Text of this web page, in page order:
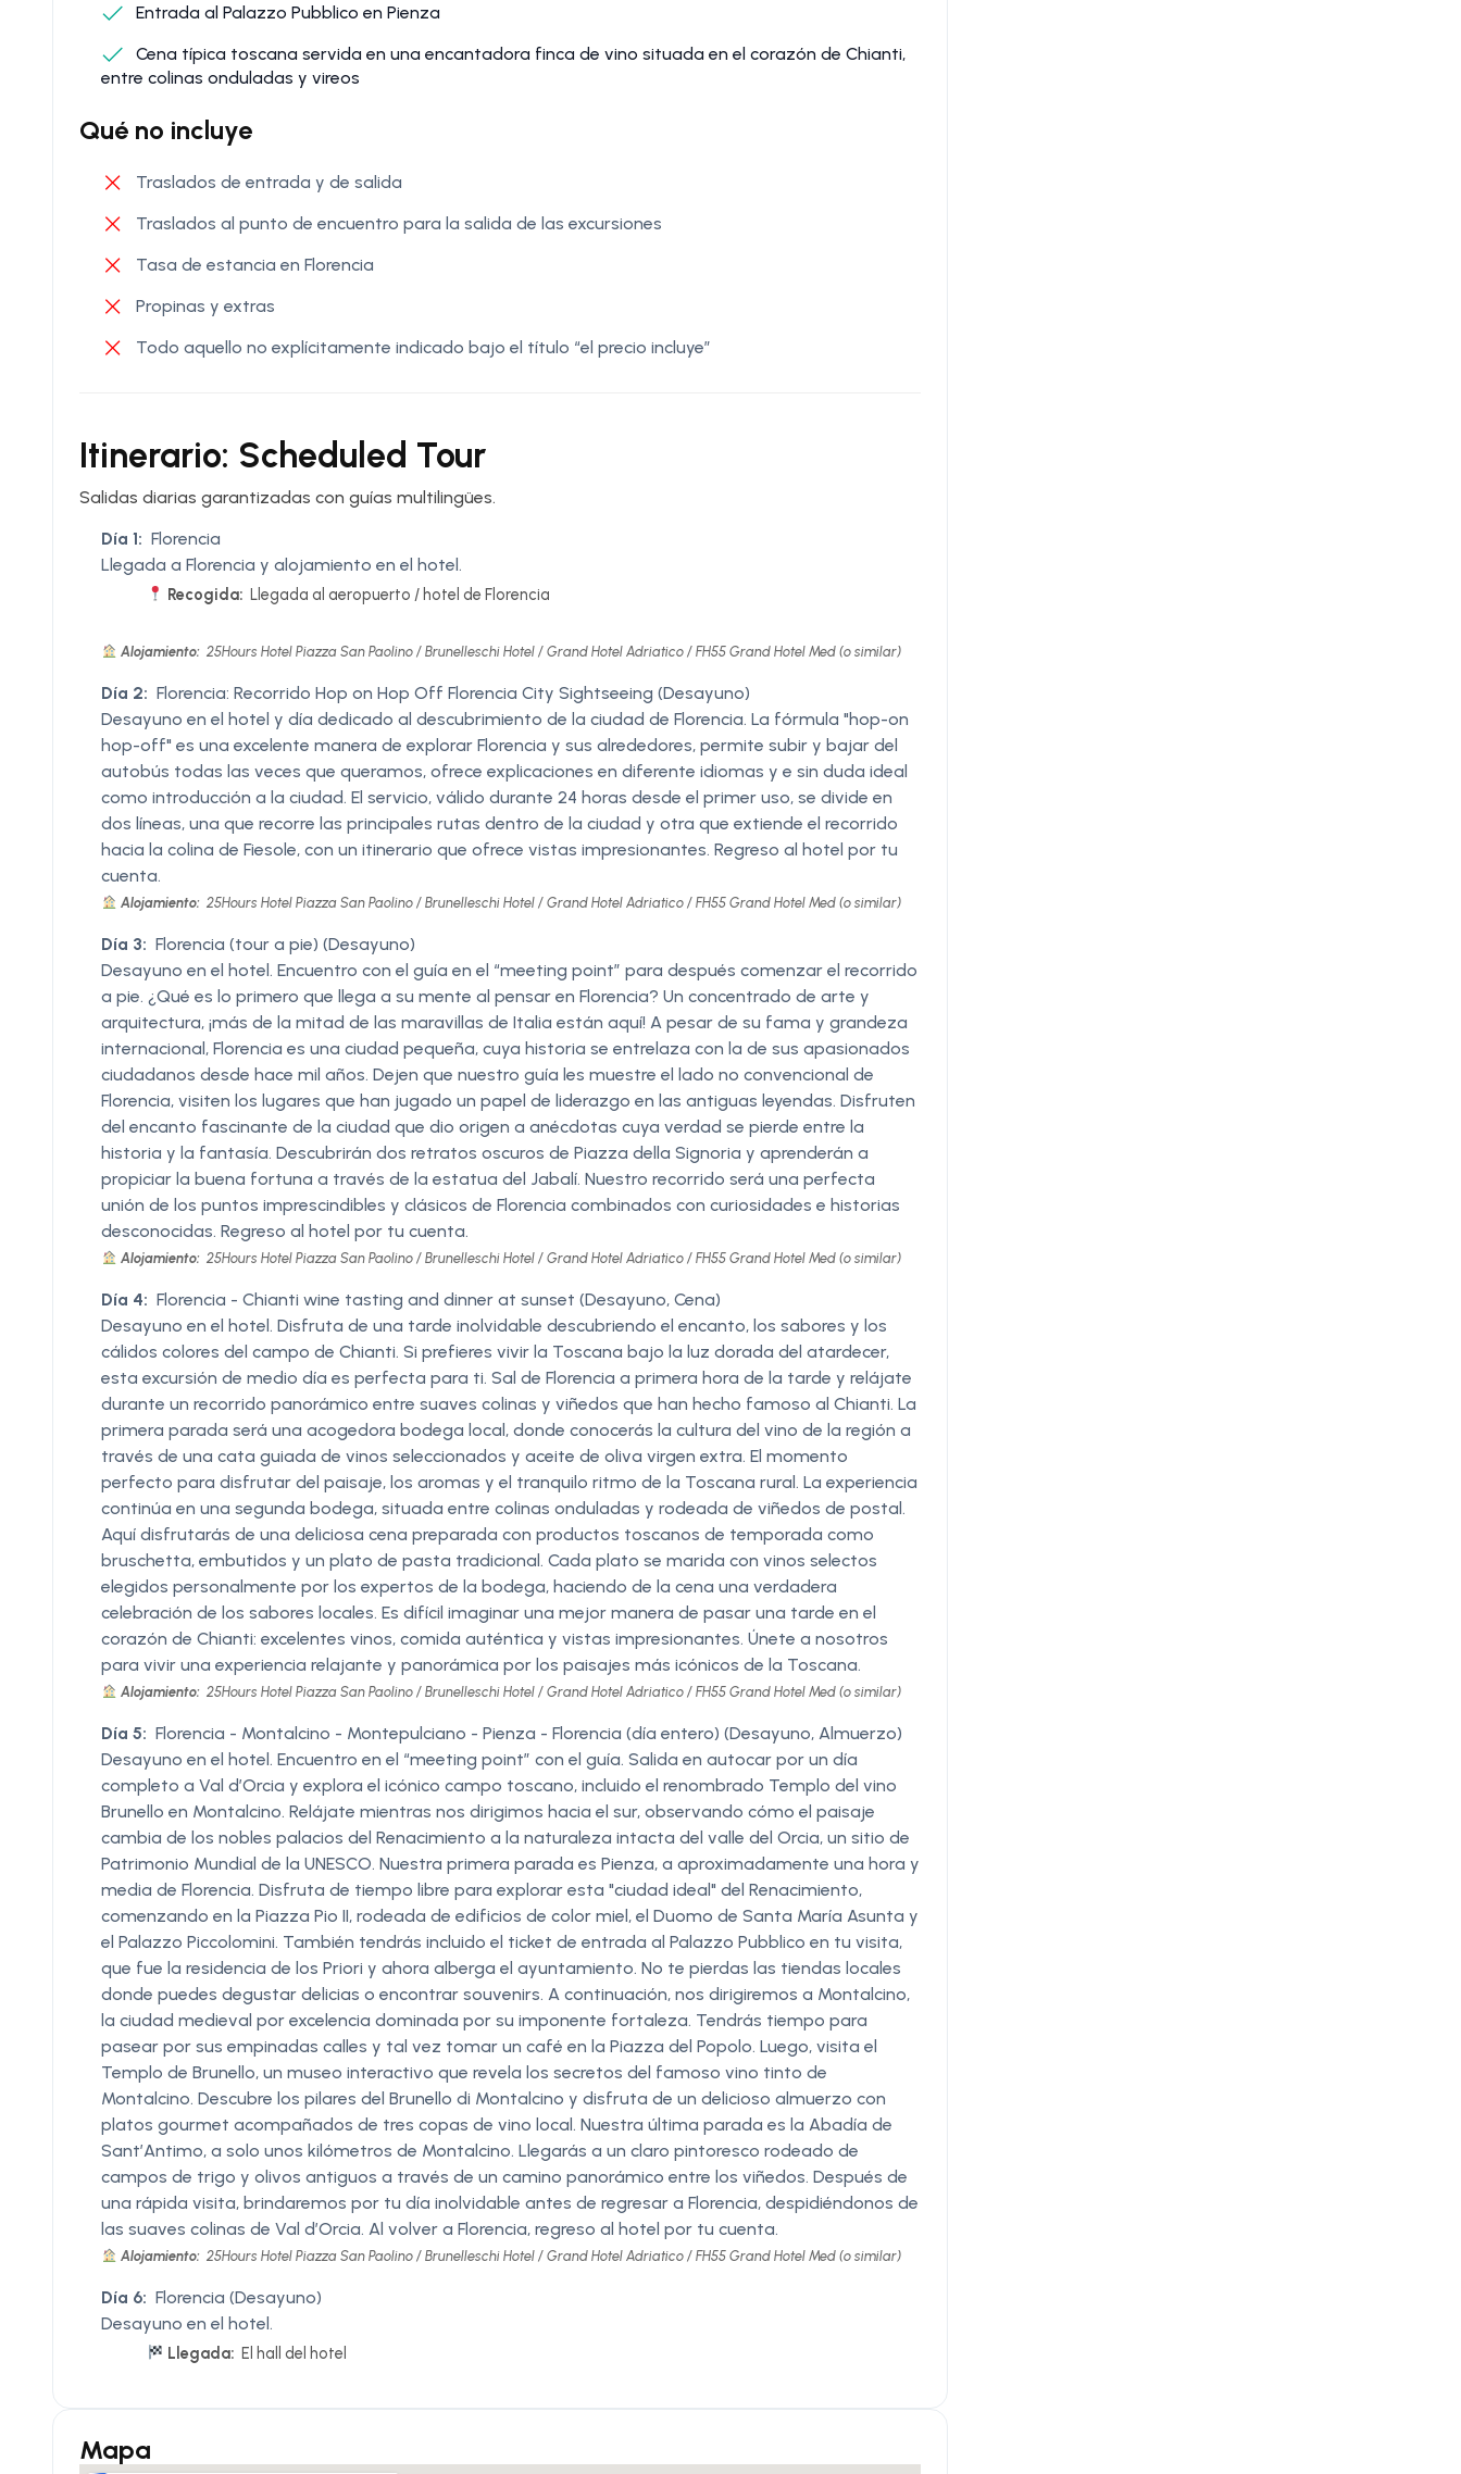
Entrada al Palazzo Pubblico en Pienza
Cena típica toscana servida en una encantadora finca de vino situada en el corazón de Chianti,
entre colinas onduladas y vireos
Qué no incluye
Traslados de entrada y de salida
Traslados al punto de encuentro para la salida de las excursiones
Tasa de estancia en Florencia
Propinas y extras
Todo aquello no explícitamente indicado bajo el título “el precio incluye”
Itinerario: Scheduled Tour
Salidas diarias garantizadas con guías multilingües.
Día 1: Florencia
Llegada a Florencia y alojamiento en el hotel.
Recogida: Llegada al aeropuerto / hotel de Florencia
Alojamiento: 25Hours Hotel Piazza San Paolino / Brunelleschi Hotel / Grand Hotel Adriatico / FH55 Grand Hotel Med (o similar)
Día 2: Florencia: Recorrido Hop on Hop Off Florencia City Sightseeing (Desayuno)
Desayuno en el hotel y día dedicado al descubrimiento de la ciudad de Florencia. La fórmula "hop-on
hop-off" es una excelente manera de explorar Florencia y sus alrededores, permite subir y bajar del
autobús todas las veces que queramos, ofrece explicaciones en diferente idiomas y e sin duda ideal
como introducción a la ciudad. El servicio, válido durante 24 horas desde el primer uso, se divide en
dos líneas, una que recorre las principales rutas dentro de la ciudad y otra que extiende el recorrido
hacia la colina de Fiesole, con un itinerario que ofrece vistas impresionantes. Regreso al hotel por tu
cuenta.
Alojamiento: 25Hours Hotel Piazza San Paolino / Brunelleschi Hotel / Grand Hotel Adriatico / FH55 Grand Hotel Med (o similar)
Día 3: Florencia (tour a pie) (Desayuno)
Desayuno en el hotel. Encuentro con el guía en el “meeting point” para después comenzar el recorrido
a pie. ¿Qué es lo primero que llega a su mente al pensar en Florencia? Un concentrado de arte y
arquitectura, ¡más de la mitad de las maravillas de Italia están aquí! A pesar de su fama y grandeza
internacional, Florencia es una ciudad pequeña, cuya historia se entrelaza con la de sus apasionados
ciudadanos desde hace mil años. Dejen que nuestro guía les muestre el lado no convencional de
Florencia, visiten los lugares que han jugado un papel de liderazgo en las antiguas leyendas. Disfruten
del encanto fascinante de la ciudad que dio origen a anécdotas cuya verdad se pierde entre la
historia y la fantasía. Descubrirán dos retratos oscuros de Piazza della Signoria y aprenderán a
propiciar la buena fortuna a través de la estatua del Jabalí. Nuestro recorrido será una perfecta
unión de los puntos imprescindibles y clásicos de Florencia combinados con curiosidades e historias
desconocidas. Regreso al hotel por tu cuenta.
Alojamiento: 25Hours Hotel Piazza San Paolino / Brunelleschi Hotel / Grand Hotel Adriatico / FH55 Grand Hotel Med (o similar)
Día 4: Florencia - Chianti wine tasting and dinner at sunset (Desayuno, Cena)
Desayuno en el hotel. Disfruta de una tarde inolvidable descubriendo el encanto, los sabores y los
cálidos colores del campo de Chianti. Si prefieres vivir la Toscana bajo la luz dorada del atardecer,
esta excursión de medio día es perfecta para ti. Sal de Florencia a primera hora de la tarde y relájate
durante un recorrido panorámico entre suaves colinas y viñedos que han hecho famoso al Chianti. La
primera parada será una acogedora bodega local, donde conocerás la cultura del vino de la región a
través de una cata guiada de vinos seleccionados y aceite de oliva virgen extra. El momento
perfecto para disfrutar del paisaje, los aromas y el tranquilo ritmo de la Toscana rural. La experiencia
continúa en una segunda bodega, situada entre colinas onduladas y rodeada de viñedos de postal.
Aquí disfrutarás de una deliciosa cena preparada con productos toscanos de temporada como
bruschetta, embutidos y un plato de pasta tradicional. Cada plato se marida con vinos selectos
elegidos personalmente por los expertos de la bodega, haciendo de la cena una verdadera
celebración de los sabores locales. Es difícil imaginar una mejor manera de pasar una tarde en el
corazón de Chianti: excelentes vinos, comida auténtica y vistas impresionantes. Únete a nosotros
para vivir una experiencia relajante y panorámica por los paisajes más icónicos de la Toscana.
Alojamiento: 25Hours Hotel Piazza San Paolino / Brunelleschi Hotel / Grand Hotel Adriatico / FH55 Grand Hotel Med (o similar)
Día 5: Florencia - Montalcino - Montepulciano - Pienza - Florencia (día entero) (Desayuno, Almuerzo)
Desayuno en el hotel. Encuentro en el “meeting point” con el guía. Salida en autocar por un día
completo a Val d’Orcia y explora el icónico campo toscano, incluido el renombrado Templo del vino
Brunello en Montalcino. Relájate mientras nos dirigimos hacia el sur, observando cómo el paisaje
cambia de los nobles palacios del Renacimiento a la naturaleza intacta del valle del Orcia, un sitio de
Patrimonio Mundial de la UNESCO. Nuestra primera parada es Pienza, a aproximadamente una hora y
media de Florencia. Disfruta de tiempo libre para explorar esta "ciudad ideal" del Renacimiento,
comenzando en la Piazza Pio II, rodeada de edificios de color miel, el Duomo de Santa María Asunta y
el Palazzo Piccolomini. También tendrás incluido el ticket de entrada al Palazzo Pubblico en tu visita,
que fue la residencia de los Priori y ahora alberga el ayuntamiento. No te pierdas las tiendas locales
donde puedes degustar delicias o encontrar souvenirs. A continuación, nos dirigiremos a Montalcino,
la ciudad medieval por excelencia dominada por su imponente fortaleza. Tendrás tiempo para
pasear por sus empinadas calles y tal vez tomar un café en la Piazza del Popolo. Luego, visita el
Templo de Brunello, un museo interactivo que revela los secretos del famoso vino tinto de
Montalcino. Descubre los pilares del Brunello di Montalcino y disfruta de un delicioso almuerzo con
platos gourmet acompañados de tres copas de vino local. Nuestra última parada es la Abadía de
Sant’Antimo, a solo unos kilómetros de Montalcino. Llegarás a un claro pintoresco rodeado de
campos de trigo y olivos antiguos a través de un camino panorámico entre los viñedos. Después de
una rápida visita, brindaremos por tu día inolvidable antes de regresar a Florencia, despidiéndonos de
las suaves colinas de Val d’Orcia. Al volver a Florencia, regreso al hotel por tu cuenta.
Alojamiento: 25Hours Hotel Piazza San Paolino / Brunelleschi Hotel / Grand Hotel Adriatico / FH55 Grand Hotel Med (o similar)
Día 6: Florencia (Desayuno)
Desayuno en el hotel.
Llegada: El hall del hotel
Mapa